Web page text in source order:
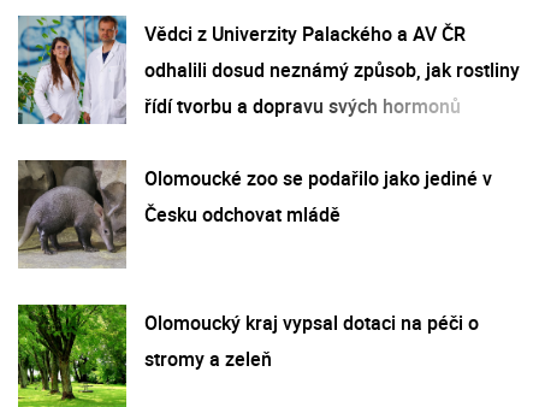
Vědci z Univerzity Palackého a AV ČR
odhalili dosud neznámý způsob, jak rostliny
řídí tvorbu a dopravu svých hormonů
Olomoucké zoo se podařilo jako jediné v
Česku odchovat mládě
Olomoucký kraj vypsal dotaci na péči o
stromy a zeleň